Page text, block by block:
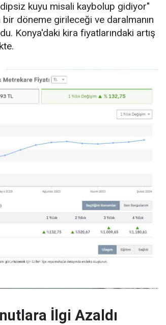
kuyu misali kaybolup gidiyor"
bir döneme girileceği ve daralmanın
Konya'daki kira fiyatlarındaki artış
İlgi Azaldı